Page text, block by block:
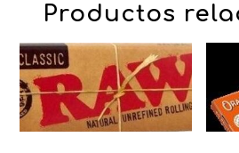
Productos